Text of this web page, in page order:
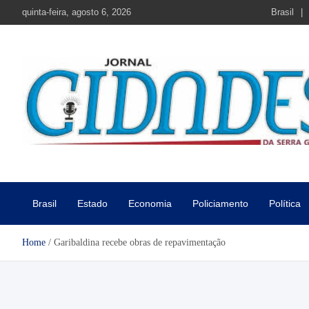
quinta-feira, agosto 6, 2026 Brasil
Brasil Estado Economia Policiamento Política
Home Garibaldina recebe obras de repavimentação